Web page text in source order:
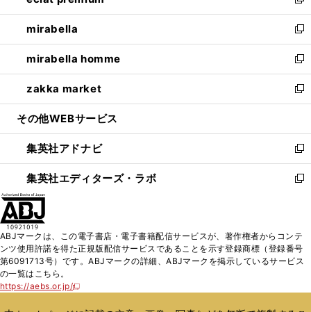
開
く
ウ
で
開
く
ン
ド
ウ
で
開
く
ウ
ィ
ン
ド
ウ
で
開
し
い
ウ
ィ
ン
ド
ウ
開
く
mirabella
新
し
い
ウ
ィ
ン
ウ
で
開
く
mirabella homme
新
し
い
ウ
ン
ド
ウ
で
zakka market
新
し
ウ
ィ
ン
ド
く
その他WEBサービス
集英社アドナビ
新
し
い
ド
ウ
で
集英社エディターズ・ラボ
新
ィ
ン
ド
ABJマークは、この電子書店・電子書籍配信サービスが、著作権者からコンテ
ンツ使用許諾を得た正規版配信サービスであることを示す登録商標（登録番号
第6091713号）です。ABJマークの詳細、ABJマークを掲示しているサービス
の一覧はこちら。
https://aebs.or.jp/
新